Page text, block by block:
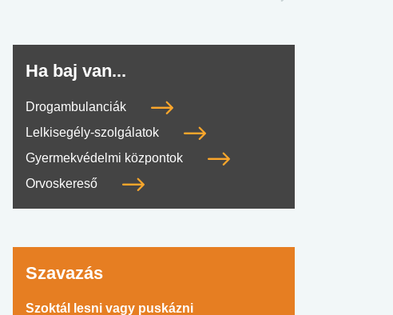
Ha baj van...
Drogambulanciák
Lelkisegély-szolgálatok
Gyermekvédelmi központok
Orvoskereső
Szavazás
Szoktál lesni vagy puskázni